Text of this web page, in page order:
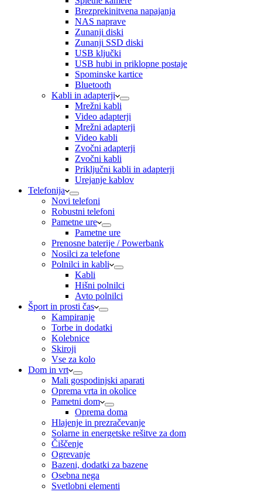
Brezprekinitvena napajanja
NAS naprave
Zunanji diski
Zunanji SSD diski
USB ključki
USB hubi in priklopne postaje
Spominske kartice
Bluetooth
Kabli in adapterji
Mrežni kabli
Video adapterji
Mrežni adapterji
Video kabli
Zvočni adapterji
Zvočni kabli
Priključni kabli in adapterji
Urejanje kablov
Telefonija
Novi telefoni
Robustni telefoni
Pametne ure
Pametne ure
Prenosne baterije / Powerbank
Nosilci za telefone
Polnilci in kabli
Kabli
Hišni polnilci
Avto polnilci
Šport in prosti čas
Kampiranje
Torbe in dodatki
Kolebnice
Skiroji
Vse za kolo
Dom in vrt
Mali gospodinjski aparati
Oprema vrta in okolice
Pametni dom
Oprema doma
Hlajenje in prezračevanje
Solarne in energetske rešitve za dom
Čiščenje
Ogrevanje
Bazeni, dodatki za bazene
Osebna nega
Svetlobni elementi